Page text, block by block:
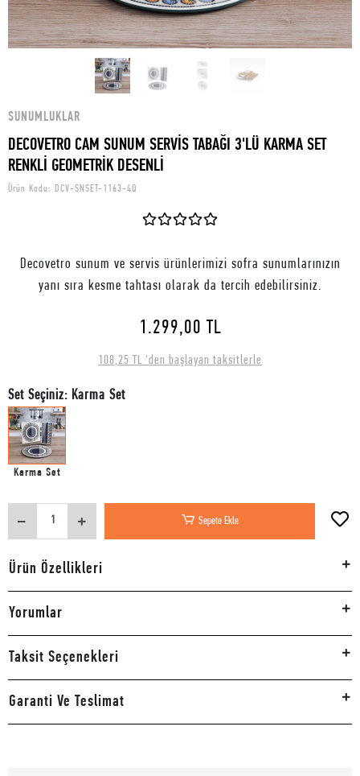
SUNUMLUKLAR
DECOVETRO CAM SUNUM SERVİS TABAĞI 3'LÜ KARMA SET
RENKLİ GEOMETRİK DESENLİ
Ürün Kodu: DCV-SNSET-1163-4Q
Decovetro sunum ve servis ürünlerimizi sofra sunumlarınızın
yanı sıra kesme tahtası olarak da tercih edebilirsiniz.
1.299,00 TL
108,25 TL 'den başlayan taksitlerle
Set Seçiniz: Karma Set
Karma Set
Sepete Ekle
Ürün Özellikleri
Yorumlar
Taksit Seçenekleri
Garanti Ve Teslimat